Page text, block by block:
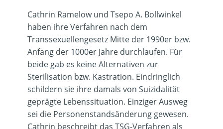
Cathrin Ramelowund Tsepo A. Bollwinkel
haben ihre Verfahren nach dem
Transsexuellengesetz Mitte der 1990er bzw.
Anfang der 1000er Jahre durchlaufen. Für
beide gab es keine Alternativen zur
Sterilisation bzw. Kastration. Eindringlich
schildern sie ihre damals von Suizidalität
geprägte Lebenssituation. Einziger Ausweg
sei die Personenstandsänderung gewesen.
Cathrin beschreibt das TSG-Verfahren als